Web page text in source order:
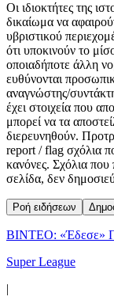
Οι ιδιοκτήτες της
δικαίωμα να
υβριστικού
ότι υποκινούν το
οποιαδήποτε άλλη
ευθύνονται
αναγνώστης/
έχει στοιχεία που
μπορεί να τα
διερευνηθούν.
report / flag σχόλια
κανόνες. Σχόλια
σελίδα, δεν
Ροή ειδήσεων
ΒΙΝΤΕΟ: «Έδεσε»
Super League
|